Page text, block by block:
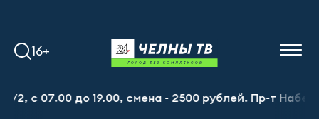
16+
с 07.00 до 19.00, смена - 2500 рублей. Пр-т